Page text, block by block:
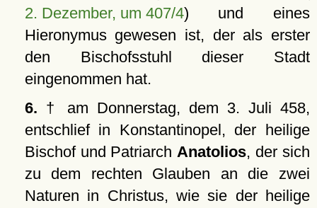
2. Dezember, um 407/4) und eines
Hieronymus gewesen ist, der als erster
den Bischofsstuhl dieser Stadt
eingenommen hat.
6. † am Donnerstag, dem 3. Juli 458,
entschlief in Konstantinopel, der heilige
Bischof und PatriarchAnatolios, der sich
zu dem rechten Glauben an die zwei
Naturen in Christus, wie sie der heilige